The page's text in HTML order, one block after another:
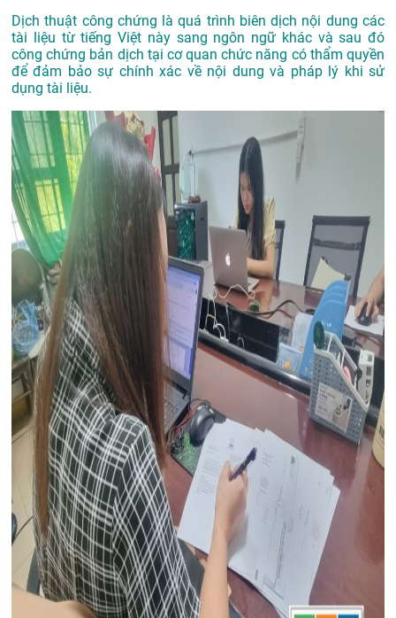
Dịch thuật công chứng là quá trình biên dịch nội dung các
tài liệu từ tiếng Việt này sang ngôn ngữ khác và sau đó
công chứng bản dịch tại cơ quan chức năng có thẩm quyền
để đảm bảo sự chính xác về nội dung và pháp lý khi sử
dụng tài liệu.